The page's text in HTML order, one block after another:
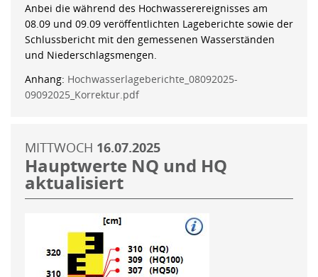
Anbei die während des Hochwasserereignisses am
08.09 und 09.09 veröffentlichten Lageberichte sowie der
Schlussbericht mit den gemessenen Wasserständen
und Niederschlagsmengen.
Anhang: Hochwasserlageberichte_08092025-
09092025_Korrektur.pdf
MITTWOCH 16.07.2025
Hauptwerte NQ und HQ
aktualisiert